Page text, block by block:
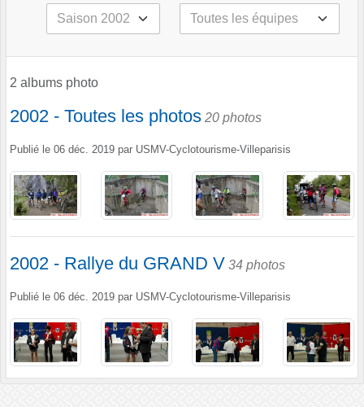
2 albums photo
2002 - Toutes les photos 20 photos
Publié le 06 déc. 2019 par USMV-Cyclotourisme-Villeparisis
2002 - Rallye du GRAND V 34 photos
Publié le 06 déc. 2019 par USMV-Cyclotourisme-Villeparisis